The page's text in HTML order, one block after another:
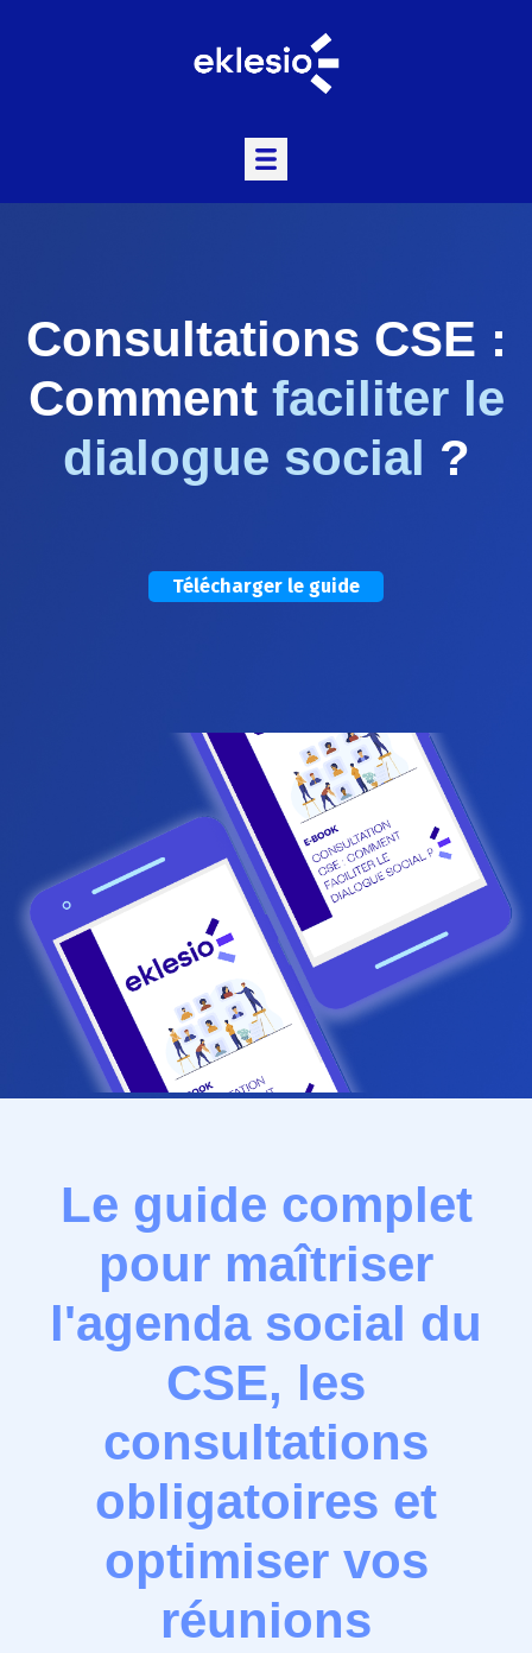
Consultations CSE :
Comment faciliter le
dialogue social ?
Télécharger le guide
Le guide complet
pour maîtriser
l'agenda social du
CSE, les
consultations
obligatoires et
optimiser vos
réunions